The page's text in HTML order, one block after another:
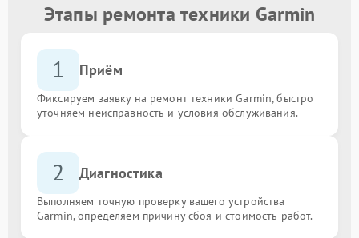
Этапы ремонта техники Garmin
1 Приём
Фиксируем заявку на ремонт техники Garmin, быстро
уточняем неисправность и условия обслуживания.
2 Диагностика
Выполняем точную проверку вашего устройства
Garmin, определяем причину сбоя и стоимость работ.